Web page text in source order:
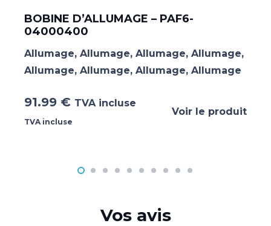
BOBINE D’ALLUMAGE – PAF6-
04000400
Allumage, Allumage, Allumage, Allumage,
Allumage, Allumage, Allumage, Allumage
91.99 € TVA incluse
TVA incluse
Voir le produit
Vos avis